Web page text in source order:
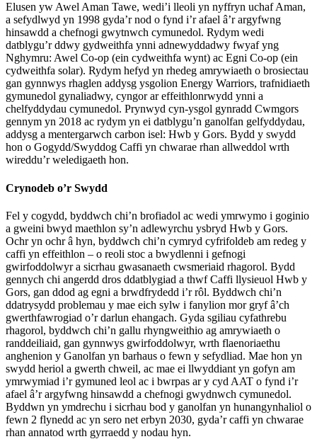
Elusen yw Awel Aman Tawe, wedi’i lleoli yn nyffryn uchaf Aman,
a sefydlwyd yn 1998 gyda’r nod o fynd i’r afael â’r argyfwng
hinsawdd a chefnogi gwytnwch cymunedol. Rydym wedi
datblygu’r ddwy gydweithfa ynni adnewyddadwy fwyaf yng
Nghymru: Awel Co-op (ein cydweithfa wynt) ac Egni Co-op (ein
cydweithfa solar). Rydym hefyd yn rhedeg amrywiaeth o brosiectau
gan gynnwys rhaglen addysg ysgolion Energy Warriors, trafnidiaeth
gymunedol gynaliadwy, cyngor ar effeithlonrwydd ynni a
chelfyddydau cymunedol. Prynwyd cyn-ysgol gynradd Cwmgors
gennym yn 2018 ac rydym yn ei datblygu’n ganolfan gelfyddydau,
addysg a mentergarwch carbon isel: Hwb y Gors. Bydd y swydd
hon o Gogydd/Swyddog Caffi yn chwarae rhan allweddol wrth
wireddu’r weledigaeth hon.
Crynodeb o’r Swydd
Fel y cogydd, byddwch chi’n brofiadol ac wedi ymrwymo i goginio
a gweini bwyd maethlon sy’n adlewyrchu ysbryd Hwb y Gors.
Ochr yn ochr â hyn, byddwch chi’n cymryd cyfrifoldeb am redeg y
caffi yn effeithlon – o reoli stoc a bwydlenni i gefnogi
gwirfoddolwyr a sicrhau gwasanaeth cwsmeriaid rhagorol. Bydd
gennych chi angerdd dros ddatblygiad a thwf Caffi llysieuol Hwb y
Gors, gan ddod ag egni a brwdfrydedd i’r rôl. Byddwch chi’n
ddatrysydd problemau y mae eich sylw i fanylion mor gryf â’ch
gwerthfawrogiad o’r darlun ehangach. Gyda sgiliau cyfathrebu
rhagorol, byddwch chi’n gallu rhyngweithio ag amrywiaeth o
randdeiliaid, gan gynnwys gwirfoddolwyr, wrth flaenoriaethu
anghenion y Ganolfan yn barhaus o fewn y sefydliad. Mae hon yn
swydd heriol a gwerth chweil, ac mae ei llwyddiant yn gofyn am
ymrwymiad i’r gymuned leol ac i bwrpas ar y cyd AAT o fynd i’r
afael â’r argyfwng hinsawdd a chefnogi gwydnwch cymunedol.
Byddwn yn ymdrechu i sicrhau bod y ganolfan yn hunangynhaliol o
fewn 2 flynedd ac yn sero net erbyn 2030, gyda’r caffi yn chwarae
rhan annatod wrth gyrraedd y nodau hyn.